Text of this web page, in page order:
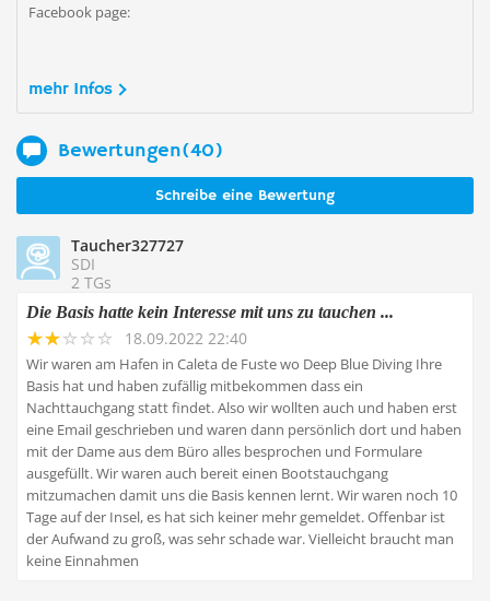
Facebook page:
mehr Infos
Bewertungen(40)
Schreibe eine Bewertung
Taucher327727
SDI
2 TGs
Die Basis hatte kein Interesse mit uns zu tauchen ...
18.09.2022 22:40
Wir waren am Hafen in Caleta de Fuste wo Deep Blue Diving Ihre
Basis hat und haben zufällig mitbekommen dass ein
Nachttauchgang statt findet. Also wir wollten auch und haben erst
eine Email geschrieben und waren dann persönlich dort und haben
mit der Dame aus dem Büro alles besprochen und Formulare
ausgefüllt. Wir waren auch bereit einen Bootstauchgang
mitzumachen damit uns die Basis kennen lernt. Wir waren noch 10
Tage auf der Insel, es hat sich keiner mehr gemeldet. Offenbar ist
der Aufwand zu groß, was sehr schade war. Vielleicht braucht man
keine Einnahmen